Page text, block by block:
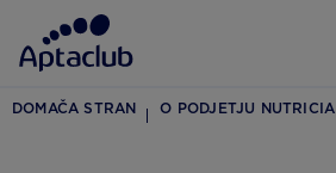
DOMAČA STRAN O PODJETJU NUTRICIA